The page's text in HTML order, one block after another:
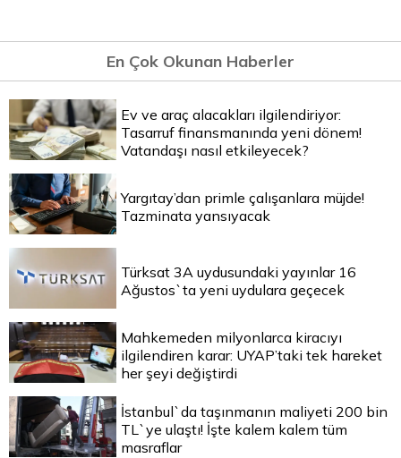
En Çok Okunan Haberler
Ev ve araç alacakları ilgilendiriyor:
Tasarruf finansmanında yeni dönem!
Vatandaşı nasıl etkileyecek?
Yargıtay’dan primle çalışanlara müjde!
Tazminata yansıyacak
Türksat 3A uydusundaki yayınlar 16
Ağustos`ta yeni uydulara geçecek
Mahkemeden milyonlarca kiracıyı
ilgilendiren karar: UYAP’taki tek hareket
her şeyi değiştirdi
İstanbul`da taşınmanın maliyeti 200 bin
TL`ye ulaştı! İşte kalem kalem tüm
masraflar